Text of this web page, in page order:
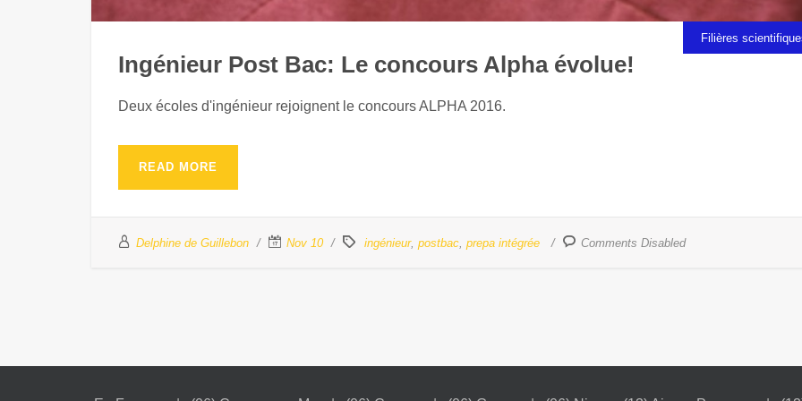
Filières
Ingénieur Post Bac: Le concours Alpha évolue!
Deux écoles d'ingénieur rejoignent le concours ALPHA 2016.
READ MORE
Delphine de Guillebon Nov 10 ingénieur, postbac, prepa intégrée Comments Disabled